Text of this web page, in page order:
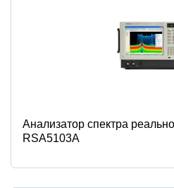
Анализатор спектра
RSA5103A